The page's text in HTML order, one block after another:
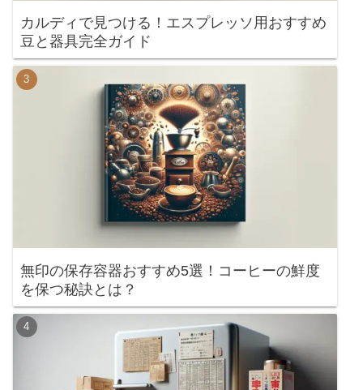
カルディで見つける！エスプレッソ用おすすめ
豆と器具完全ガイド
無印の保存容器おすすめ5選！コーヒーの鮮度
を保つ秘訣とは？